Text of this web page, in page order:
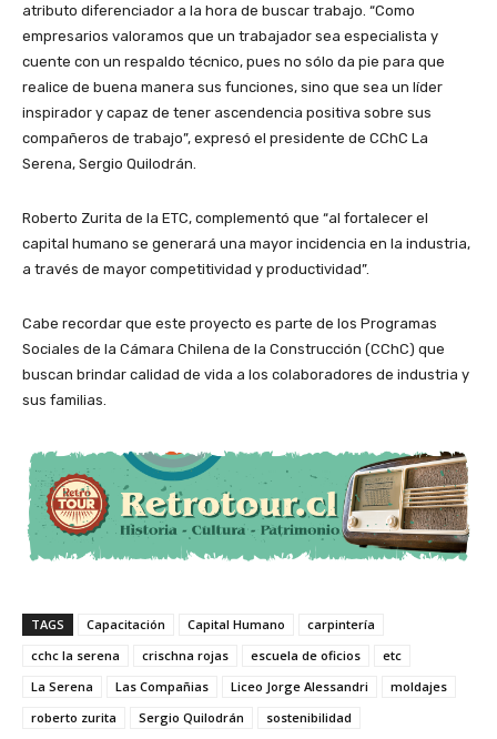
atributo diferenciador a la hora de buscar trabajo. “Como
empresarios valoramos que un trabajador sea especialista y
cuente con un respaldo técnico, pues no sólo da pie para que
realice de buena manera sus funciones, sino que sea un líder
inspirador y capaz de tener ascendencia positiva sobre sus
compañeros de trabajo”, expresó el presidente de CChC La
Serena, Sergio Quilodrán.
Roberto Zurita de la ETC, complementó que “al fortalecer el
capital humano se generará una mayor incidencia en la industria,
a través de mayor competitividad y productividad”.
Cabe recordar que este proyecto es parte de los Programas
Sociales de la Cámara Chilena de la Construcción (CChC) que
buscan brindar calidad de vida a los colaboradores de industria y
sus familias.
TAGS Capacitación Capital Humano
carpintería
cchc la serena
crischna rojas escuela de oficios
etc
La Serena
Las Compañias Liceo Jorge Alessandri
moldajes
roberto zurita
Sergio Quilodrán sostenibilidad